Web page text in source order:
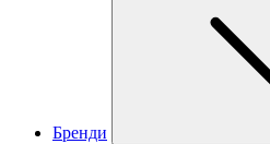
Бренди